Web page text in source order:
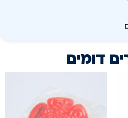
דומים